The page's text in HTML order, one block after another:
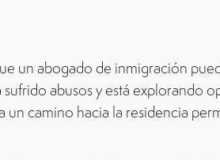
un abogado de inmigración
abusos y está explorando
un camino hacia la residencia